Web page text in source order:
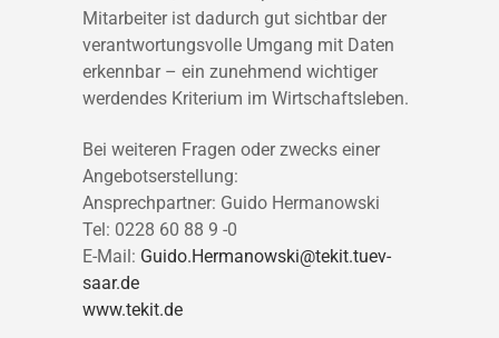
Mitarbeiter ist dadurch gut sichtbar der
verantwortungsvolle Umgang mit Daten
erkennbar – ein zunehmend wichtiger
werdendes Kriterium im Wirtschaftsleben.
Bei weiteren Fragen oder zwecks einer
Angebotserstellung:
Ansprechpartner: Guido Hermanowski
Tel: 0228 60 88 9 -0
E-Mail: Guido.Hermanowski@tekit.tuev-
saar.de
www.tekit.de